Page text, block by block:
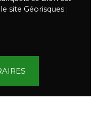
site Géorisques :